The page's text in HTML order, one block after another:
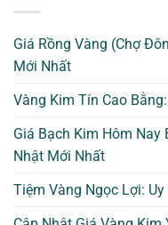
Giá Rồng Vàng (Chợ
Mới Nhất
Vàng Kim Tín Cao
Giá Bạch Kim Hôm Nay
Nhật Mới Nhất
Tiệm Vàng Ngọc Lợi: